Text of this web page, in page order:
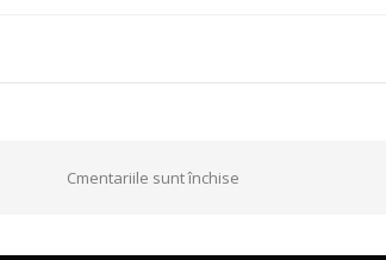
Cmentariile sunt închise